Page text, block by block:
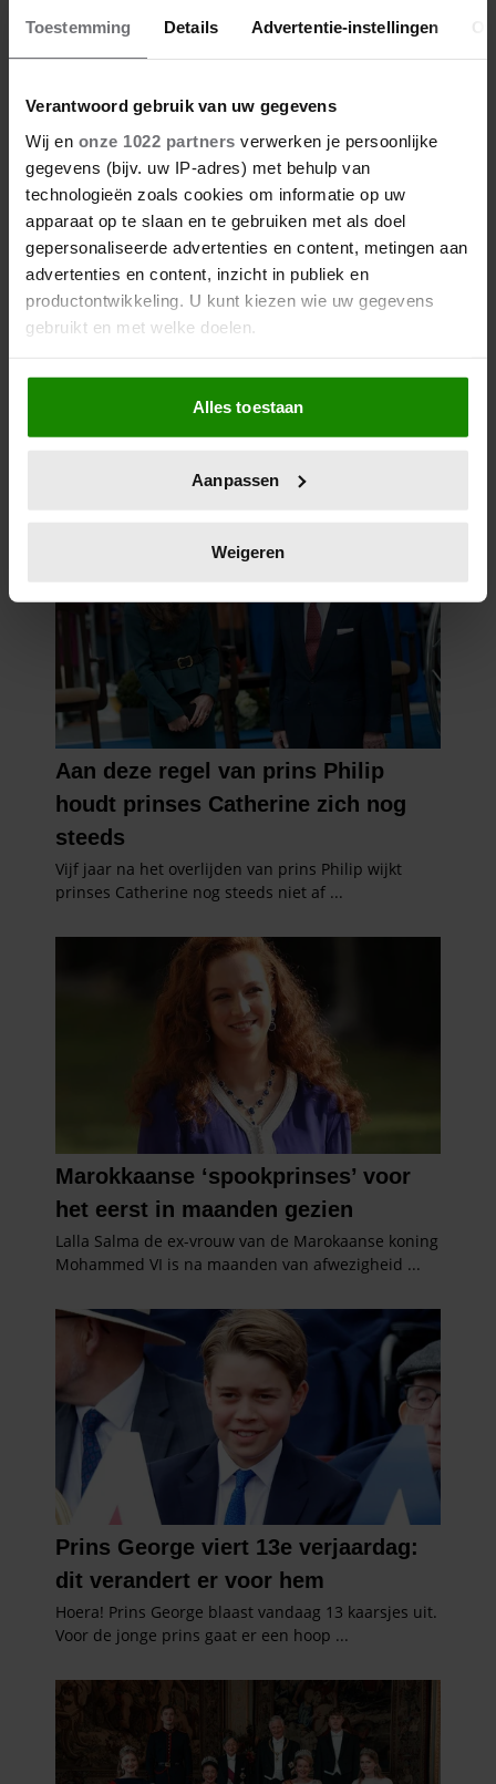
Toestemming Details Advertentie-instellingen
Verantwoord gebruik van uw gegevens
Wij en onze 1022 partners verwerken je persoonlijke
gegevens (bijv. uw IP-adres) met behulp van
technologieën zoals cookies om informatie op uw
apparaat op te slaan en te gebruiken met als doel
gepersonaliseerde advertenties en content, metingen aan
advertenties en content, inzicht in publiek en
productontwikkeling. U kunt kiezen wie uw gegevens
gebruikt en met welke doelen.
Als u het toestaat, willen we ook graag:
Informatie verzamelen over uw geografische
locatie, die tot een paar meter nauwkeurig kan zijn
scannen op specifieke eigenschappen (fingerprinting)
verwerkt en stel uw voorkeuren in het
intrekken in de Cookieverklaring.
We gebruiken cookies om content en advertenties te
personaliseren, om functies voor social media te bieden
en om ons websiteverkeer te analyseren. Ook delen we
informatie over uw gebruik van onze site met onze
partners voor social media, adverteren en analyse. Deze
partners kunnen deze gegevens combineren met andere
informatie die u aan ze heeft verstrekt of die ze hebben
verzameld op basis van uw gebruik van hun services. U
gaat akkoord met onze cookies als u onze website blijft
gebruiken.
Alles toestaan
Aanpassen
Weigeren